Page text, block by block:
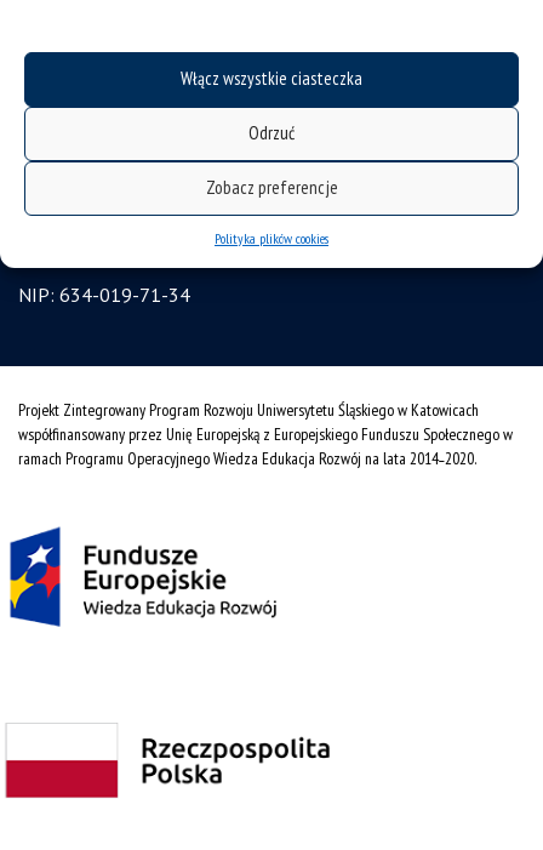
Włącz wszystkie ciasteczka
Odrzuć
Zobacz preferencje
Polityka plików cookies
ul. Uniwersytecka 4, 40-007 Katowice
tel. +48 32 2009 263, +48 32 2009 267
ul. Grota-Roweckiego 5, 41-200 Sosnowiec
tel. +48 32 364 08 28
ul. Bankowa 11, 40-007 Katowice
NIP: 634-019-71-34
Projekt Zintegrowany Program Rozwoju Uniwersytetu Śląskiego w Katowicach
współfinansowany przez Unię Europejską z Europejskiego Funduszu Społecznego w
ramach Programu Operacyjnego Wiedza Edukacja Rozwój na lata 2014˗2020.